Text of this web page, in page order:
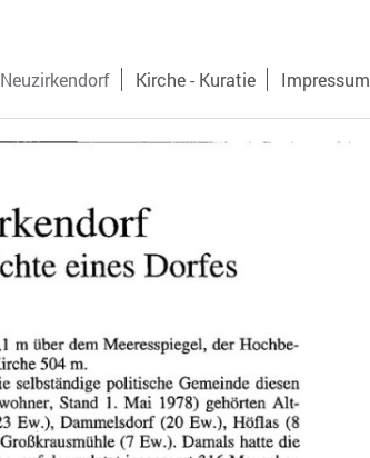
Neuzirkendorf Kirche - Kuratie Impressum